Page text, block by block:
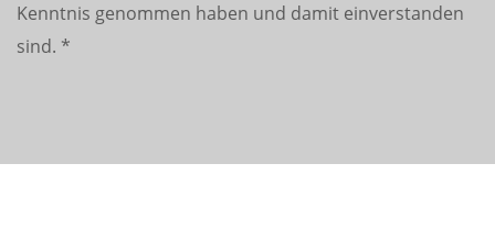
Kenntnis genommen haben und damit einverstanden
sind. *